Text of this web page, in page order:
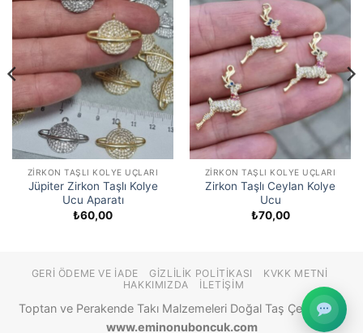
ZIRKON TAŞLI KOLYE UÇLARI
Jüpiter Zirkon Taşlı Kolye
Ucu Aparatı
₺60,00
ZIRKON TAŞLI KOLYE UÇLARI
Zirkon Taşlı Ceylan Kolye
Ucu
₺70,00
GERI ÖDEME VE İADE GIZLILIK POLITIKASI
KVKK METNI
HAKKIMIZDA
İLETIŞIM
Toptan ve Perakende Takı Malzemeleri Doğal Taş Çeşitleri ©
www.eminonuboncuk.com